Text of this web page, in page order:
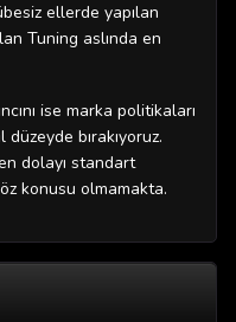
ellerde yapılan
Tuning aslında en
ise marka politikaları
bırakıyoruz.
dolayı standart
konusu olmamakta.